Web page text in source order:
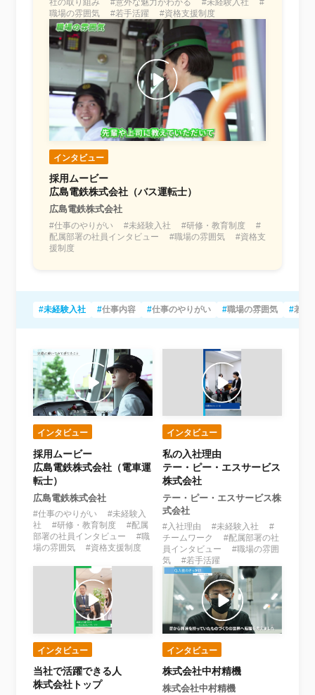
職場の雰囲気 #若手活躍 #資格支援制度
インタビュー
採用ムービー
広島電鉄株式会社（バス運転士）
広島電鉄株式会社
#仕事のやりがい #未経験入社 #研修・教育制度 #
配属部署の社員インタビュー #職場の雰囲気 #資格支
援制度
#未経験入社 #仕事内容 #仕事のやりがい #職場の雰囲気 #若手
インタビュー
採用ムービー
広島電鉄株式会社（電車運
転士）
広島電鉄株式会社
#仕事のやりがい #未経験入
社 #研修・教育制度 #配属
部署の社員インタビュー #職
場の雰囲気 #資格支援制度
インタビュー
私の入社理由
テー・ピー・エスサービス
株式会社
テー・ピー・エスサービス株
式会社
#入社理由 #未経験入社 #
チームワーク #配属部署の社
員インタビュー #職場の雰囲
気 #若手活躍
インタビュー
当社で活躍できる人
株式会社トップ
インタビュー
株式会社中村精機
株式会社中村精機